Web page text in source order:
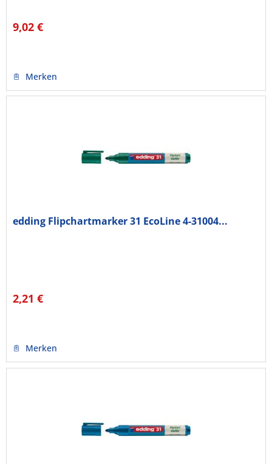
9,02 €
Merken
edding Flipchartmarker 31 EcoLine 4-31004...
2,21 €
Merken